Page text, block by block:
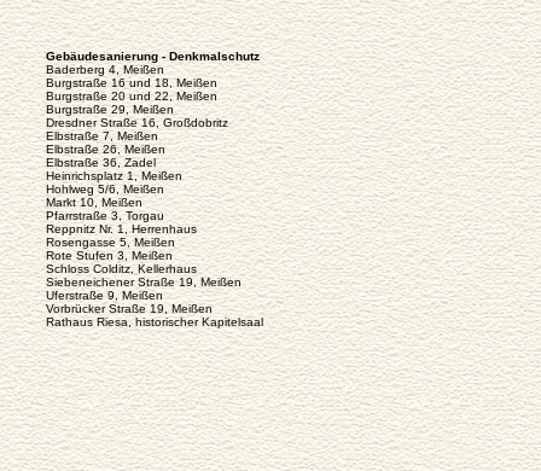
Gebäudesanierung - Denkmalschutz
Baderberg 4, Meißen
Burgstraße 16 und 18, Meißen
Burgstraße 20 und 22, Meißen
Burgstraße 29, Meißen
Dresdner Straße 16, Großdobritz
Elbstraße 7, Meißen
Elbstraße 26, Meißen
Elbstraße 36, Zadel
Heinrichsplatz 1, Meißen
Hohlweg 5/6, Meißen
Markt 10, Meißen
Pfarrstraße 3, Torgau
Reppnitz Nr. 1, Herrenhaus
Rosengasse 5, Meißen
Rote Stufen 3, Meißen
Schloss Colditz, Kellerhaus
Siebeneichener Straße 19, Meißen
Uferstraße 9, Meißen
Vorbrücker Straße 19, Meißen
Rathaus Riesa, historischer Kapitelsaal